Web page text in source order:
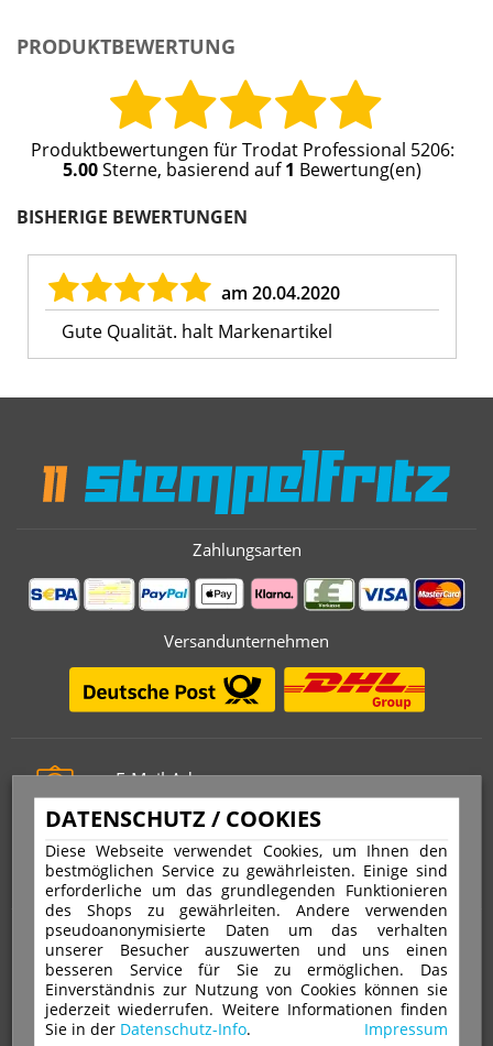
DATENSCHUTZ / COOKIES
Diese Webseite verwendet Cookies, um Ihnen den
bestmöglichen Service zu gewährleisten. Einige sind
erforderliche um das grundlegenden Funktionieren
des Shops zu gewährleiten. Andere verwenden
pseudoanonymisierte Daten um das verhalten
unserer Besucher auszuwerten und uns einen
besseren Service für Sie zu ermöglichen. Das
Einverständnis zur Nutzung von Cookies können sie
jederzeit wiederrufen. Weitere Informationen finden
Sie in der Datenschutz-Info. Impressum
PRODUKTBEWERTUNG
Produktbewertungen fürTrodat Professional 5206:
5.00Sterne, basierend auf1 Bewertung(en)
BISHERIGE BEWERTUNGEN
am 20.04.2020
Gute Qualität. halt Markenartikel
Zahlungsarten
Versandunternehmen
E-Mail-Adresse
info@stempelfritz.de
Telefon
0221 677 812 08
Über uns
VERTRAG WIDERRUFEN
IMPRESSUM
DATENSCHUTZ
WIDERRUFSRECHT AGB